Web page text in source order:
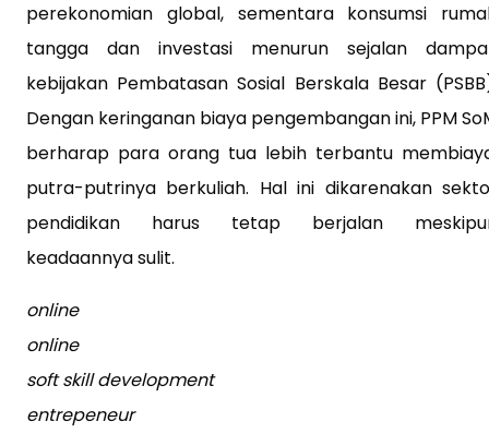
perekonomian global, sementara konsumsi
tangga dan investasi menurun sejalan
kebijakan Pembatasan Sosial Berskala Besar
Dengan keringanan biaya pengembangan ini, PPM
berharap para orang tua lebih terbantu
putra-putrinya berkuliah. Hal ini dikarenakan
pendidikan harus tetap berjalan
keadaannya sulit.
online
online
soft skill development
entrepeneur